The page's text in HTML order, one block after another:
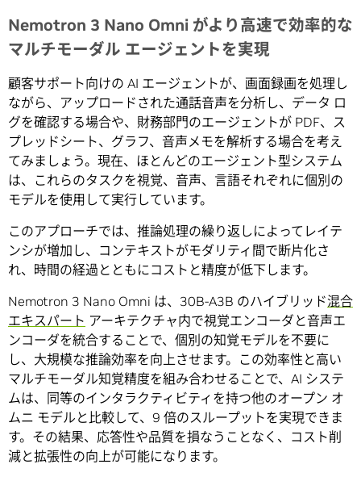
Nemotron 3 Nano Omni がより高速で効率的な
マルチモーダル エージェントを実現
顧客サポート向けの AI エージェントが、画面録画を処理し
ながら、アップロードされた通話音声を分析し、データ ロ
グを確認する場合や、財務部門のエージェントが PDF、ス
プレッドシート、グラフ、音声メモを解析する場合を考え
てみましょう。現在、ほとんどのエージェント型システム
は、これらのタスクを視覚、音声、言語それぞれに個別の
モデルを使用して実行しています。
このアプローチでは、推論処理の繰り返しによってレイテ
ンシが増加し、コンテキストがモダリティ間で断片化さ
れ、時間の経過とともにコストと精度が低下します。
Nemotron 3 Nano Omni は、30B-A3B のハイブリッド混合
エキスパート アーキテクチャ内で視覚エンコーダと音声エ
ンコーダを統合することで、個別の知覚モデルを不要に
し、大規模な推論効率を向上させます。この効率性と高い
マルチモーダル知覚精度を組み合わせることで、AI システ
ムは、同等のインタラクティビティを持つ他のオープン オ
ムニ モデルと比較して、9 倍のスループットを実現できま
す。その結果、応答性や品質を損なうことなく、コスト削
減と拡張性の向上が可能になります。